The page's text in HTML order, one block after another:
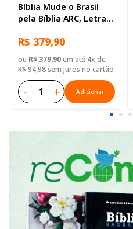
Bíblia Mude o Brasil
pela Bíblia ARC, Letra
— 52 Biblias
R$ 379,90
ou R$ 379,90em até 4x de
R$ 94,98 sem juros no cartão
- + Adicionar